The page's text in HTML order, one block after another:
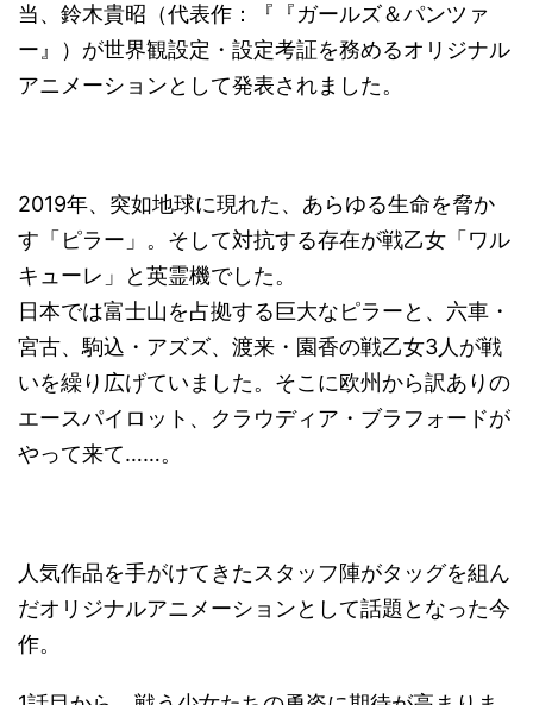
当、鈴木貴昭（代表作：『『ガールズ＆パンツァ
ー』）が世界観設定・設定考証を務めるオリジナル
アニメーションとして発表されました。
2019年、突如地球に現れた、あらゆる生命を脅か
す「ピラー」。そして対抗する存在が戦乙女「ワル
キューレ」と英霊機でした。
日本では富士山を占拠する巨大なピラーと、六車・
宮古、駒込・アズズ、渡来・園香の戦乙女3人が戦
いを繰り広げていました。そこに欧州から訳ありの
エースパイロット、クラウディア・ブラフォードが
やって来て……。
人気作品を手がけてきたスタッフ陣がタッグを組ん
だオリジナルアニメーションとして話題となった今
作。